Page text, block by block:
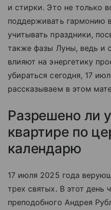
и стирки. Это не только
поддерживать гармонию
учитывать праздники,
также фазы Луны, ведь и
влияют на энергетику
убираться сегодня, 17
рассказываем в этом
Разрешено ли
квартире по
календарю
17 июля 2025 года
трех святых. В этот день
преподобного Андрея